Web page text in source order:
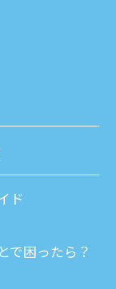
ド
で困ったら？